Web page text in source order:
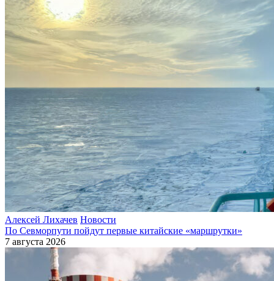
Алексей Лихачев Новости
По Севморпути пойдут первые китайские «маршрутки»
7 августа 2026